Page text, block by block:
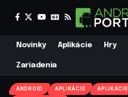
Novinky Aplikácie Hry
Zariadenia
ANDROID APLIKÁCIE APLIKÁCIE